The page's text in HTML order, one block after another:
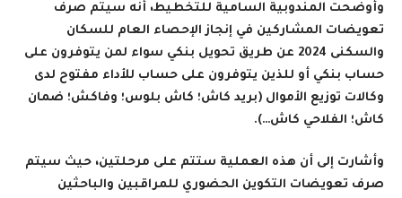
وأوضحت المندوبية السامية للتخطيط، أنه سيتم صرف
تعويضات المشاركين في إنجاز الإحصاء العام للسكان
والسكنى 2024 عن طريق تحويل بنكي سواء لمن يتوفرون على
حساب بنكي أو للذين يتوفرون على حساب للأداء مفتوح لدى
وكالات توزيع الأموال (بريد كاش؛ كاش بلوس؛ وفاكش؛ ضمان
كاش؛ الفلاحي كاش…).
وأشارت إلى أن هذه العملية ستتم على مرحلتين، حيث سيتم
صرف تعويضات التكوين الحضوري للمراقبين والباحثين